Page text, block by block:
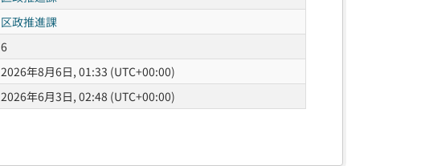
区政推進課
6
2026年8月6日, 01:33 (UTC+00:00)
2026年6月3日, 02:48 (UTC+00:00)